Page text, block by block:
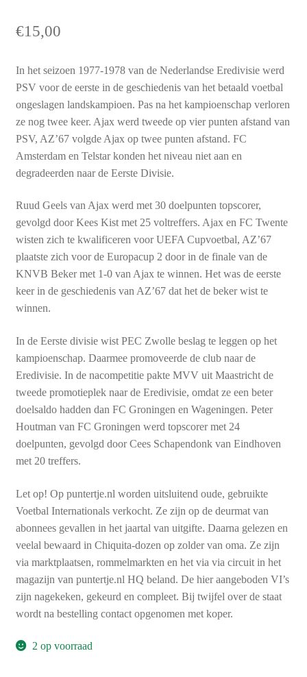
€15,00
In het seizoen 1977-1978 van de Nederlandse Eredivisie werd
PSV voor de eerste in de geschiedenis van het betaald voetbal
ongeslagen landskampioen. Pas na het kampioenschap verloren
ze nog twee keer. Ajax werd tweede op vier punten afstand van
PSV, AZ’67 volgde Ajax op twee punten afstand. FC
Amsterdam en Telstar konden het niveau niet aan en
degradeerden naar de Eerste Divisie.
Ruud Geels van Ajax werd met 30 doelpunten topscorer,
gevolgd door Kees Kist met 25 voltreffers. Ajax en FC Twente
wisten zich te kwalificeren voor UEFA Cupvoetbal, AZ’67
plaatste zich voor de Europacup 2 door in de finale van de
KNVB Beker met 1-0 van Ajax te winnen. Het was de eerste
keer in de geschiedenis van AZ’67 dat het de beker wist te
winnen.
In de Eerste divisie wist PEC Zwolle beslag te leggen op het
kampioenschap. Daarmee promoveerde de club naar de
Eredivisie. In de nacompetitie pakte MVV uit Maastricht de
tweede promotieplek naar de Eredivisie, omdat ze een beter
doelsaldo hadden dan FC Groningen en Wageningen. Peter
Houtman van FC Groningen werd topscorer met 24
doelpunten, gevolgd door Cees Schapendonk van Eindhoven
met 20 treffers.
Let op! Op puntertje.nl worden uitsluitend oude, gebruikte
Voetbal Internationals verkocht. Ze zijn op de deurmat van
abonnees gevallen in het jaartal van uitgifte. Daarna gelezen en
veelal bewaard in Chiquita-dozen op zolder van oma. Ze zijn
via marktplaatsen, rommelmarkten en het via via circuit in het
magazijn van puntertje.nl HQ beland. De hier aangeboden VI’s
zijn nagekeken, gekeurd en compleet. Bij twijfel over de staat
wordt na bestelling contact opgenomen met koper.
2 op voorraad